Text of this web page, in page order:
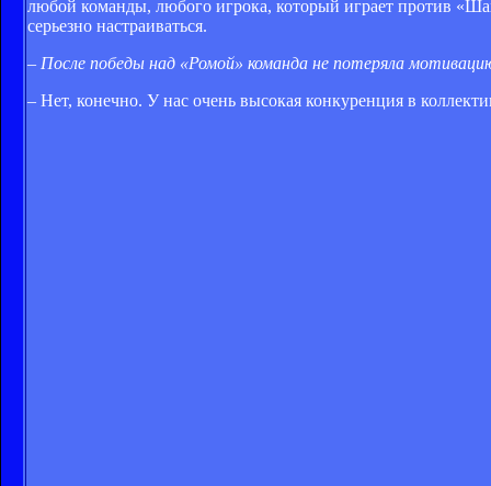
любой команды, любого игрока, который играет против
серьезно настраиваться.
– После победы над «Ромой» команда не потеряла
– Нет, конечно. У нас очень высокая конкуренция в